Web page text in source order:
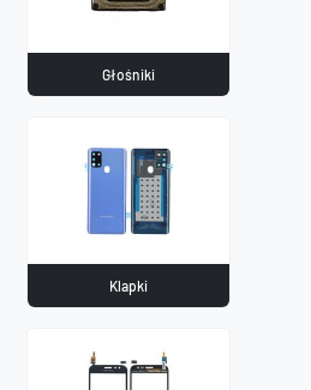
Głośniki
Klapki